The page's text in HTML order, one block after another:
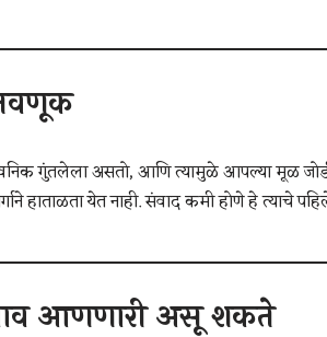
गुंतलेला असतो, आणि त्यामुळे आपल्या मूळ
हाताळता येत नाही. संवाद कमी होणे हे त्याचे
आणणारी असू शकते